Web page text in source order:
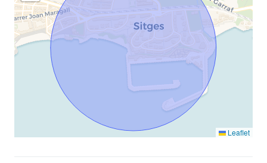
Leaflet